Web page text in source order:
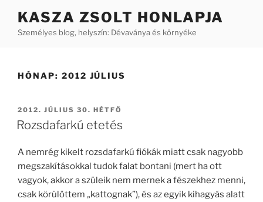
KASZA ZSOLT HONLAPJA
Személyes blog, helyszín: Dévaványa és környéke
HÓNAP: 2012 JÚLIUS
BEKÜLDVE:
2012. JÚLIUS 30. HÉTFŐ
Rozsdafarkú etetés
A nemrég kikelt rozsdafarkú fiókák miatt csak nagyobb
megszakításokkal tudok falat bontani (mert ha ott
vagyok, akkor a szüleik nem mernek a fészekhez menni,
csak körülöttem „kattognak”), és az egyik kihagyás alatt